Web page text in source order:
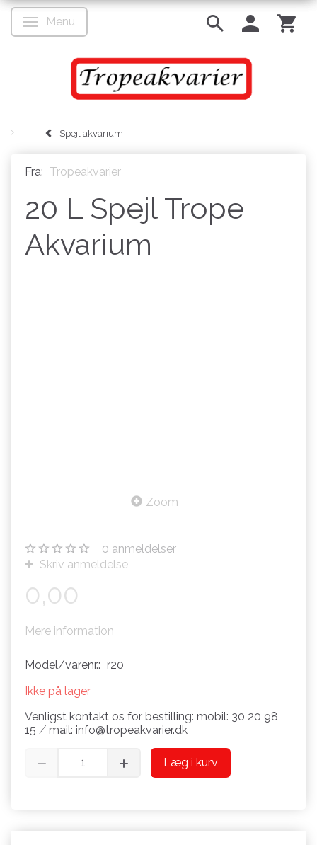
Skifte navigation
Menu
Spejl akvarium
Fra: Tropeakvarier
20 L Spejl Trope
Akvarium
Zoom
0 anmeldelser
Skriv anmeldelse
0,00
Mere information
Model/varenr.: r20
Ikke på lager
Venligst kontakt os for bestilling: mobil: 30 20 98
15 ⁄ mail: info@tropeakvarier.dk
Læg i kurv